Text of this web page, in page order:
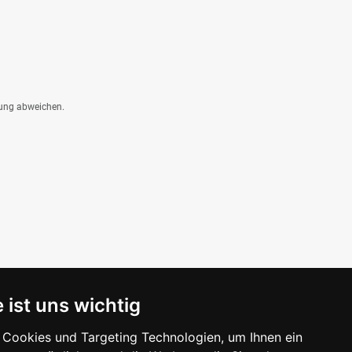
ist uns wichtig
und Targeting Technologien, um Ihnen ein
abweichen.